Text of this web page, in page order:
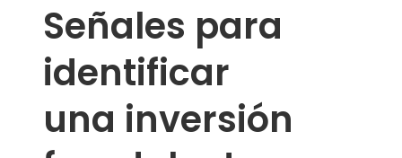
Señales para
identificar
una inversión